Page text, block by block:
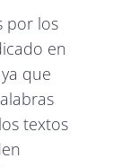
por los
en
que
textos